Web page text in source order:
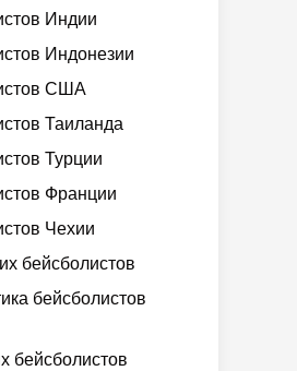
Индии
Индонезии
США
Таиланда
Турции
Франции
Чехии
бейсболистов
бейсболистов
бейсболистов